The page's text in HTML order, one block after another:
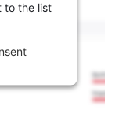
to the list